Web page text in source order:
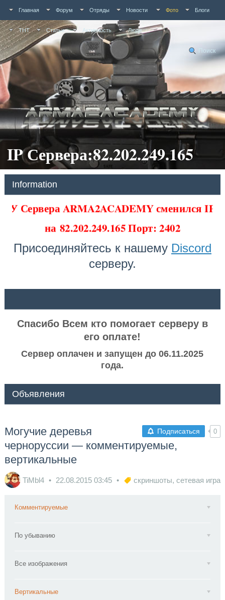
Главная Форум Отряды Новости Фото Блоги
ТНТ Статьи Активность Люди
Поиск
IP Сервера:82.202.249.165
Information
У Сервера ARMA2ACADEMY сменился IP
на82.202.249.165 Порт: 2402
Присоединяйтесь к нашему Discord
серверу.
Спасибо Всем кто помогает серверу в
его оплате!
Сервер оплачен и запущен до 06.11.2025
года.
Объявления
Подписаться 0
Могучие деревья
черноруссии — комментируемые,
вертикальные
TiMbl4 22.08.2015 03:45 скриншоты, сетевая игра
Комментируемые
По убыванию
Все изображения
Вертикальные